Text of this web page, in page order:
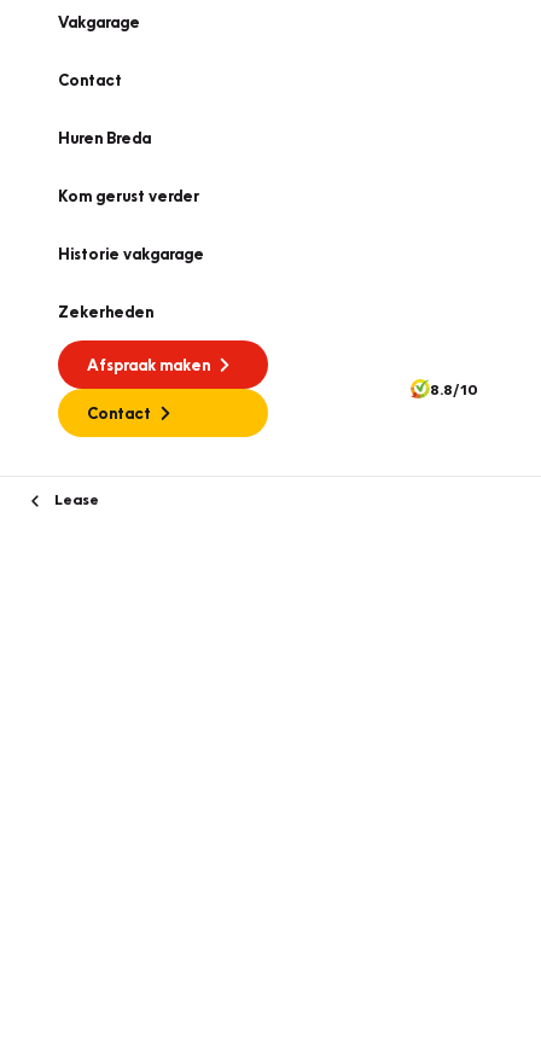
Vakgarage
Contact
Huren Breda
Kom gerust verder
Historie vakgarage
Zekerheden
Afspraak maken
Contact
8.8/10
Lease